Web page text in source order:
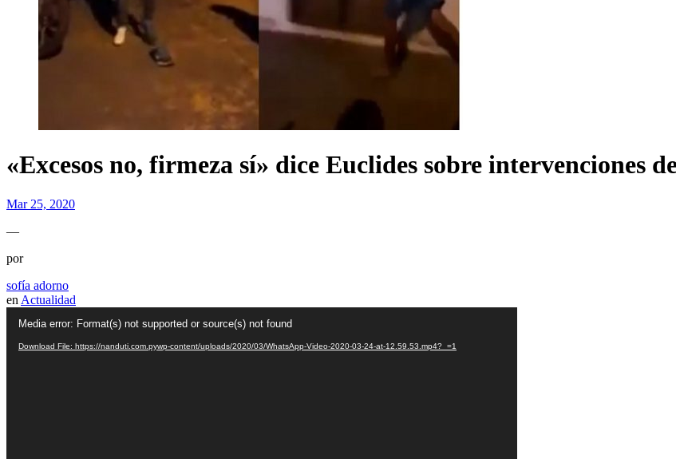
«Excesos no, firmeza sí» dice Euclides sobre intervenciones
Mar 25, 2020
—
por
sofía adorno
en Actualidad
Player
Media error: Format(s) not supported or source(s) not found
Download File: https://nanduti.com.pywp-content/uploads/2020/03/WhatsApp-Video-2020-03-24-at-12.59.53.mp4?_=1